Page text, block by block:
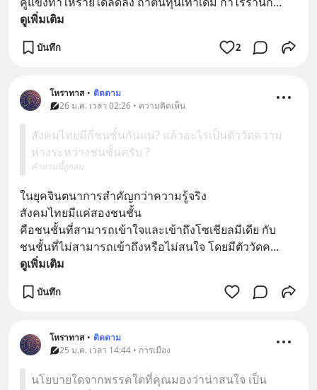
ดูเพิ่มเติม
บันทึก 2
โหราทาส • ติดตาม
26 ม.ค. เวลา 02:26 • ความคิดเห็น
สังคมไทยมีกี่ชนชั้นกันแน่? แล้วอะไรเป็นตัววัดความ
ห่างระหว่างชนชั้นครับ ?
คำถามนี้ถูกลบ
ในยุคจินตนาการสำคัญกว่าความรู้จริง
สังคมไทยมีแค่สองชนชั้น
คือชนชั้นที่สามารถเข้าใจและเข้าถึงโซเชียลมีเดีย กับ
ชนชั้นที่ไม่สามารถเข้าถึงหรือไม่สนใจ โดยมีตัววัดค...
ดูเพิ่มเติม
บันทึก
โหราทาส • ติดตาม
25 ม.ค. เวลา 14:44 • การเมือง
นโยบายใดจากพรรคใดที่คุณมองว่าน่าสนใจ เป็น